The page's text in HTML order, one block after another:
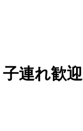
連れ歓迎